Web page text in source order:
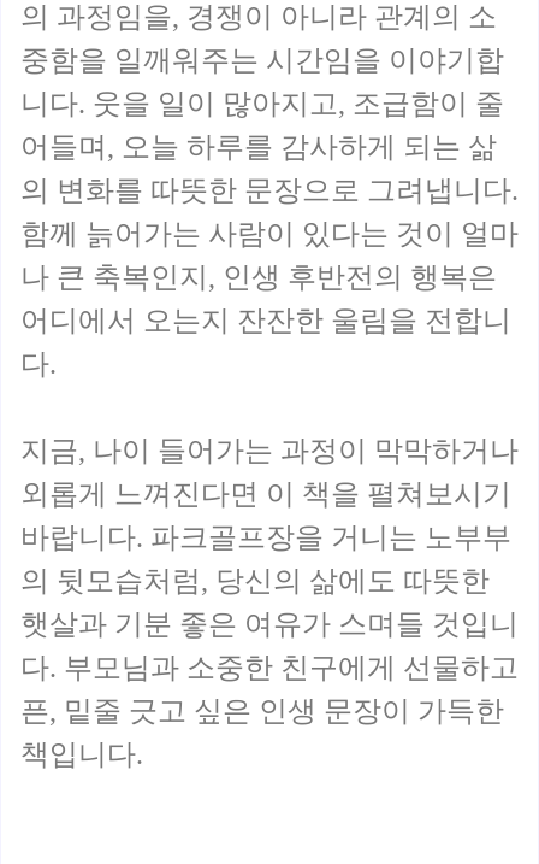
의 과정임을, 경쟁이 아니라 관계의 소
중함을 일깨워주는 시간임을 이야기합
니다. 웃을 일이 많아지고, 조급함이 줄
어들며, 오늘 하루를 감사하게 되는 삶
의 변화를 따뜻한 문장으로 그려냅니다.
함께 늙어가는 사람이 있다는 것이 얼마
나 큰 축복인지, 인생 후반전의 행복은
어디에서 오는지 잔잔한 울림을 전합니
다.
지금, 나이 들어가는 과정이 막막하거나
외롭게 느껴진다면 이 책을 펼쳐보시기
바랍니다. 파크골프장을 거니는 노부부
의 뒷모습처럼, 당신의 삶에도 따뜻한
햇살과 기분 좋은 여유가 스며들 것입니
다. 부모님과 소중한 친구에게 선물하고
픈, 밑줄 긋고 싶은 인생 문장이 가득한